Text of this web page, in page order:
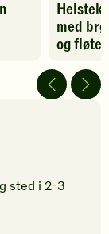
har
fått
av
5
din
med
og
sted i 2-3